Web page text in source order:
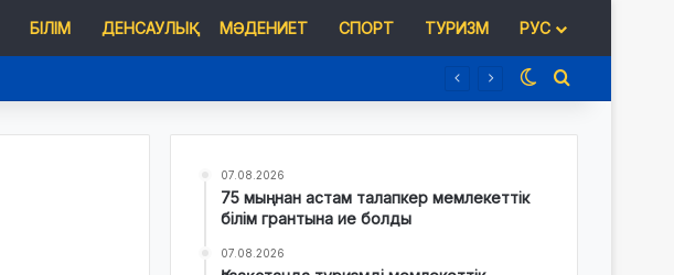
БІЛІМ ДЕНСАУЛЫҚ МӘДЕНИЕТ СПОРТ ТУРИЗМ РУС
Switch skin
Іздеу
07.08.2026
75 мыңнан астам талапкер мемлекеттік
білім грантына ие болды
07.08.2026